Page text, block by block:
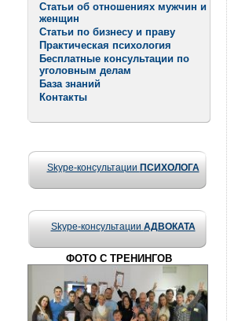
Статьи об отношениях мужчин и
женщин
Статьи по бизнесу и праву
Практическая психология
Бесплатные консультации по
уголовным делам
База знаний
Контакты
Skype-консультации ПСИХОЛОГА
Skype-консультации АДВОКАТА
ФОТО С ТРЕНИНГОВ